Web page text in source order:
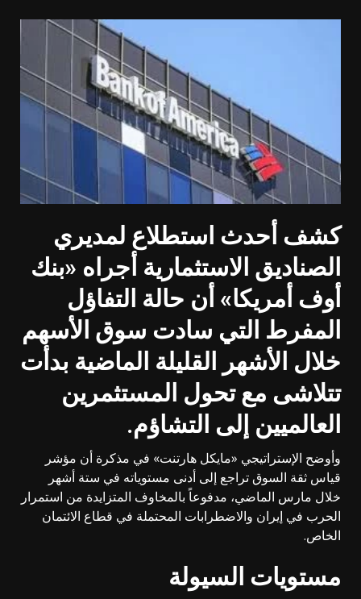
كشف أحدث استطلاع لمديري
الصناديق الاستثمارية أجراه «بنك
أوف أمريكا» أن حالة التفاؤل
المفرط التي سادت سوق الأسهم
خلال الأشهر القليلة الماضية بدأت
تتلاشى مع تحول المستثمرين
العالميين إلى التشاؤم.
وأوضح الإستراتيجي «مايكل هارتنت» في مذكرة أن مؤشر
قياس ثقة السوق تراجع إلى أدنى مستوياته في ستة أشهر
خلال مارس الماضي، مدفوعاً بالمخاوف المتزايدة من استمرار
الحرب في إيران والاضطرابات المحتملة في قطاع الائتمان
الخاص.
مستويات السيولة